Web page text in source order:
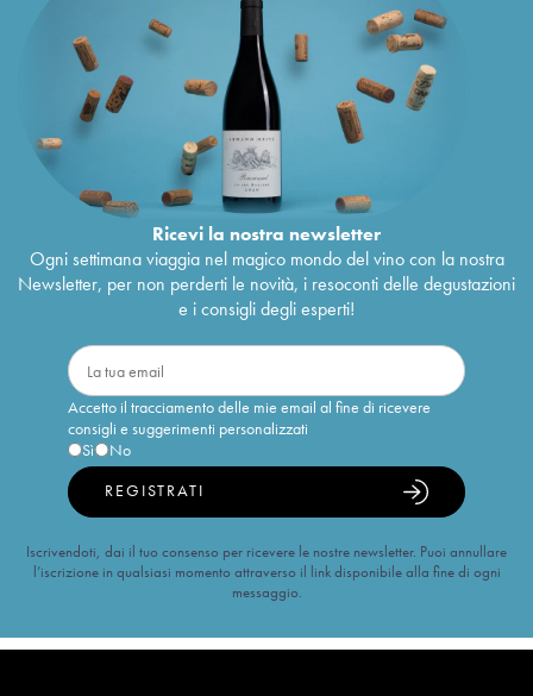
Ricevi la nostra newsletter
Ogni settimana viaggia nel magico mondo del vino con la nostra
Newsletter, per non perderti le novità, i resoconti delle degustazioni
e i consigli degli esperti!
Accetto il tracciamento delle mie email al fine di ricevere
consigli e suggerimenti personalizzati
Sì
No
REGISTRATI
Iscrivendoti, dai il tuo consenso per ricevere le nostre newsletter. Puoi annullare
l’iscrizione in qualsiasi momento attraverso il link disponibile alla fine di ogni
messaggio.